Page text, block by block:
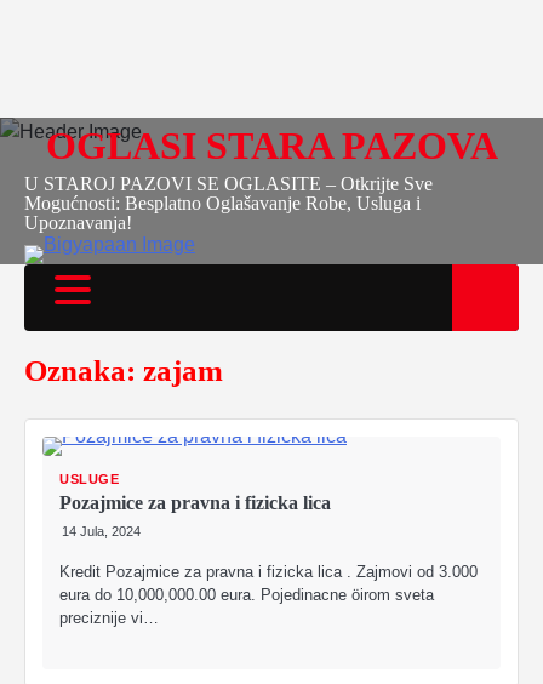
OGLASI STARA PAZOVA
U STAROJ PAZOVI SE OGLASITE – Otkrijte Sve
Mogućnosti: Besplatno Oglašavanje Robe, Usluga i
Upoznavanja!
Oznaka: zajam
USLUGE
Pozajmice za pravna i fizicka lica
14 Jula, 2024
Kredit Pozajmice za pravna i fizicka lica . Zajmovi od 3.000
eura do 10,000,000.00 eura. Pojedinacne öirom sveta
preciznije vi…